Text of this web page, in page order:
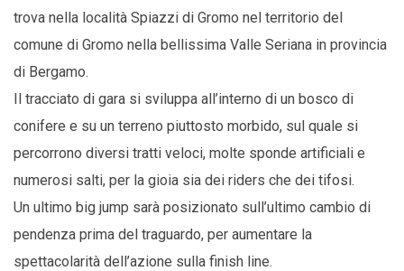
trova nella località Spiazzi di Gromo nel territorio del
comune di Gromo nella bellissima Valle Seriana in provincia
di Bergamo.
Il tracciato di gara si sviluppa all’interno di un bosco di
conifere e su un terreno piuttosto morbido, sul quale si
percorrono diversi tratti veloci, molte sponde artificiali e
numerosi salti, per la gioia sia dei riders che dei tifosi.
Un ultimo big jump sarà posizionato sull’ultimo cambio di
pendenza prima del traguardo, per aumentare la
spettacolarità dell’azione sulla finish line.